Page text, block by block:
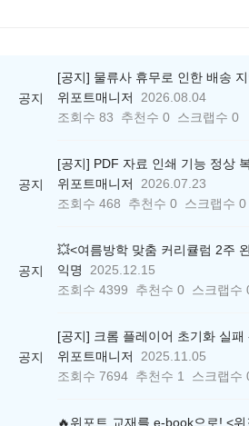
공지
위포트매니저
2026.08.04
조회수 83 추천수 0 스크랩수 0
공지
위포트매니저
2026.07.23
조회수 468 추천수 0 스크랩수 0
공지
익명
2025.12.15
조회수 4399 추천수 0 스크랩수
공지
위포트매니저
2025.11.05
조회수 7694 추천수 1 스크랩수